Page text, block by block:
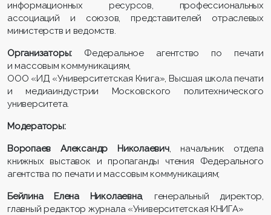
информационных ресурсов, профессиональных
ассоциаций и союзов, представителей отраслевых
министерств и ведомств.
Организаторы: Федеральное агентство по печати
и массовым коммуникациям,
ООО «ИД «Университетская Книга», Высшая школа печати
и медиаиндустрии Московского политехнического
университета.
Модераторы:
Воропаев Александр Николаевич, начальник отдела
книжных выставок и пропаганды чтения Федерального
агентства по печати и массовым коммуникациям;
Бейлина Елена Николаевна, генеральный директор,
главный редактор журнала «Университетская КНИГА»